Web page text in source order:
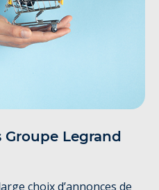
Legrand
choix d’annonces de